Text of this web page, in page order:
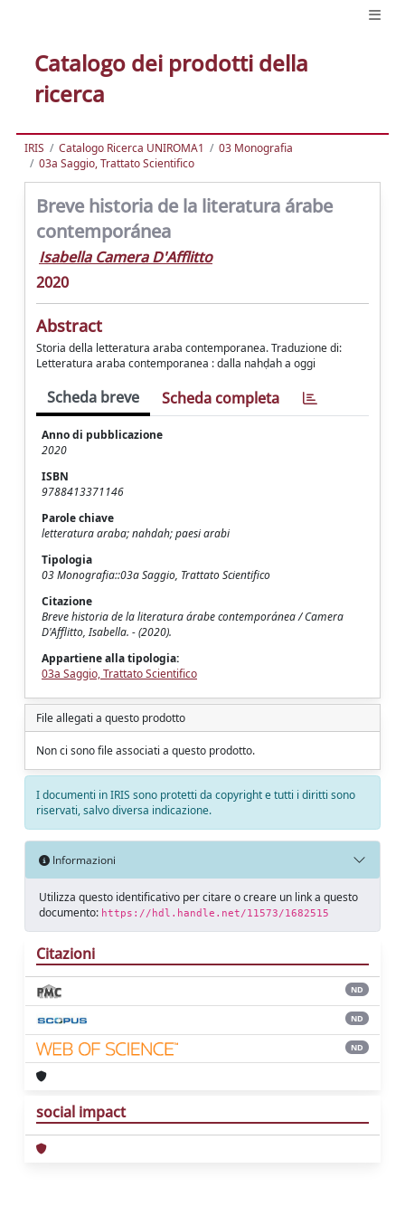
Catalogo dei prodotti della
ricerca
IRIS Catalogo Ricerca UNIROMA1
03 Monografia
03a Saggio, Trattato Scientifico
Breve historia de la literatura árabe
contemporánea
Isabella Camera D'Afflitto
2020
Abstract
Storia della letteratura araba contemporanea. Traduzione di:
Letteratura araba contemporanea : dalla nahḍah a oggi
Scheda breve Scheda completa
Anno di pubblicazione
2020
ISBN
9788413371146
Parole chiave
letteratura araba; nahdah; paesi arabi
Tipologia
03 Monografia::03a Saggio, Trattato Scientifico
Citazione
Breve historia de la literatura árabe contemporánea / Camera
D'Afflitto, Isabella. - (2020).
Appartiene alla tipologia:
03a Saggio, Trattato Scientifico
File allegati a questo prodotto
Non ci sono file associati a questo prodotto.
I documenti in IRIS sono protetti da copyright e tutti i diritti sono
riservati, salvo diversa indicazione.
Informazioni
Utilizza questo identificativo per citare o creare un link a questo
documento: https://hdl.handle.net/11573/1682515
Citazioni
ND
ND
ND
social impact